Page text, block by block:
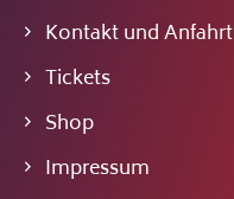
Kontakt und Anfahrt
Tickets
Shop
Impressum